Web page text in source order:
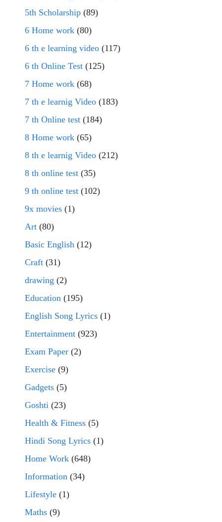
5th Scholarship (89)
6 Home work (80)
6 th e learning video (117)
6 th Online Test (125)
7 Home work (68)
7 th e learnig Video (183)
7 th Online test (184)
8 Home work (65)
8 th e learnig Video (212)
8 th online test (35)
9 th online test (102)
9x movies (1)
Art (80)
Basic English (12)
Craft (31)
drawing (2)
Education (195)
English Song Lyrics (1)
Entertainment (923)
Exam Paper (2)
Exercise (9)
Gadgets (5)
Goshti (23)
Health & Fitness (5)
Hindi Song Lyrics (1)
Home Work (648)
Information (34)
Lifestyle (1)
Maths (9)